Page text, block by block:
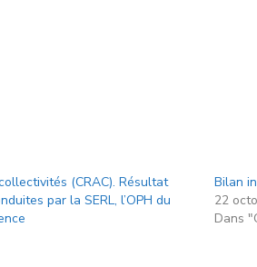
(CRAC). Résultat
par la SERL, l’OPH du
Bilan
22
Dans